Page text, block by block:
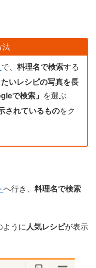
法
で、 料理名で検索する
いレシピの写真を長
で検索」
を選ぶ
されているものをク
へ行き、 料理名で検索
ように 人気レシピが表示